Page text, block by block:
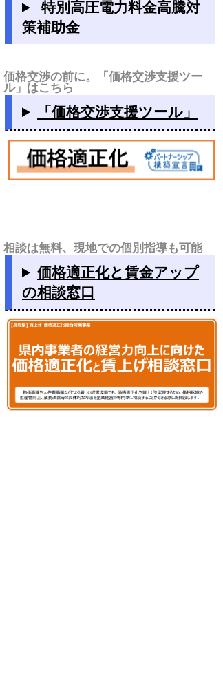
特別高圧電力料金高騰対
策補助金
価格交渉の前に。「価格交渉支援ツー
ル」はこちら
「価格交渉支援ツール」
相談は無料、現地での個別指導も可能
価格適正化と賃金アップ
の相談窓口